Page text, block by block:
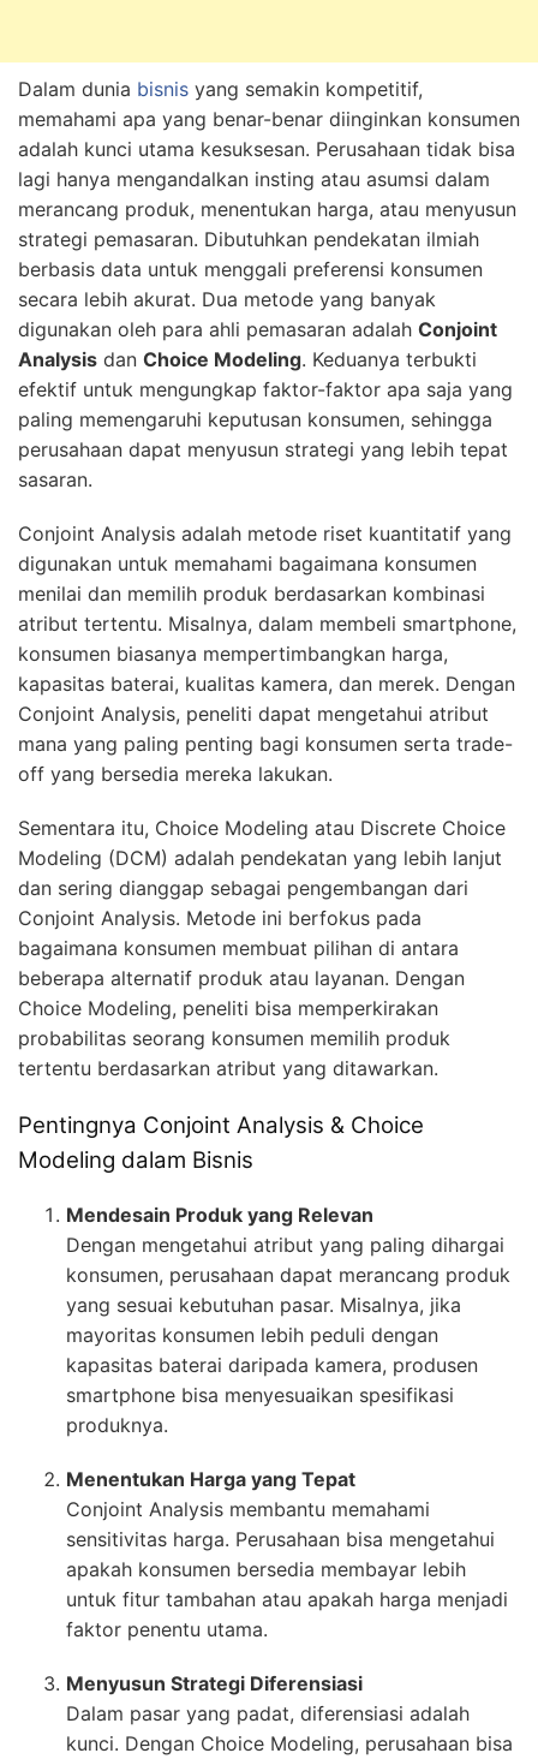
Dalam dunia bisnis yang semakin kompetitif,
memahami apa yang benar-benar diinginkan konsumen
adalah kunci utama kesuksesan. Perusahaan tidak bisa
lagi hanya mengandalkan insting atau asumsi dalam
merancang produk, menentukan harga, atau menyusun
strategi pemasaran. Dibutuhkan pendekatan ilmiah
berbasis data untuk menggali preferensi konsumen
secara lebih akurat. Dua metode yang banyak
digunakan oleh para ahli pemasaran adalah Conjoint
Analysis dan Choice Modeling. Keduanya terbukti
efektif untuk mengungkap faktor-faktor apa saja yang
paling memengaruhi keputusan konsumen, sehingga
perusahaan dapat menyusun strategi yang lebih tepat
sasaran.
Conjoint Analysis adalah metode riset kuantitatif yang
digunakan untuk memahami bagaimana konsumen
menilai dan memilih produk berdasarkan kombinasi
atribut tertentu. Misalnya, dalam membeli smartphone,
konsumen biasanya mempertimbangkan harga,
kapasitas baterai, kualitas kamera, dan merek. Dengan
Conjoint Analysis, peneliti dapat mengetahui atribut
mana yang paling penting bagi konsumen serta trade-
off yang bersedia mereka lakukan.
Sementara itu, Choice Modeling atau Discrete Choice
Modeling (DCM) adalah pendekatan yang lebih lanjut
dan sering dianggap sebagai pengembangan dari
Conjoint Analysis. Metode ini berfokus pada
bagaimana konsumen membuat pilihan di antara
beberapa alternatif produk atau layanan. Dengan
Choice Modeling, peneliti bisa memperkirakan
probabilitas seorang konsumen memilih produk
tertentu berdasarkan atribut yang ditawarkan.
Pentingnya Conjoint Analysis & Choice
Modeling dalam Bisnis
Mendesain Produk yang Relevan
Dengan mengetahui atribut yang paling dihargai
konsumen, perusahaan dapat merancang produk
yang sesuai kebutuhan pasar. Misalnya, jika
mayoritas konsumen lebih peduli dengan
kapasitas baterai daripada kamera, produsen
smartphone bisa menyesuaikan spesifikasi
produknya.
Menentukan Harga yang Tepat
Conjoint Analysis membantu memahami
sensitivitas harga. Perusahaan bisa mengetahui
apakah konsumen bersedia membayar lebih
untuk fitur tambahan atau apakah harga menjadi
faktor penentu utama.
Menyusun Strategi Diferensiasi
Dalam pasar yang padat, diferensiasi adalah
kunci. Dengan Choice Modeling, perusahaan bisa